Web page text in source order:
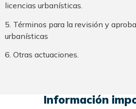
licencias urbanísticas.
5. Términos para la revisión y
urbanísticas
6. Otras actuaciones.
Información